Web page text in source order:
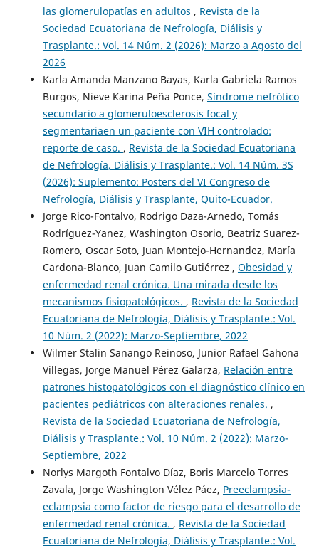
las glomerulopatías en adultos , Revista de la
Sociedad Ecuatoriana de Nefrología, Diálisis y
Trasplante.: Vol. 14 Núm. 2 (2026): Marzo a Agosto del
2026
Karla Amanda Manzano Bayas, Karla Gabriela Ramos
Burgos, Nieve Karina Peña Ponce, Síndrome nefrótico
secundario a glomeruloesclerosis focal y
segmentariaen un paciente con VIH controlado:
reporte de caso. , Revista de la Sociedad Ecuatoriana
de Nefrología, Diálisis y Trasplante.: Vol. 14 Núm. 3S
(2026): Suplemento: Posters del VI Congreso de
Nefrología, Diálisis y Trasplante, Quito-Ecuador.
Jorge Rico-Fontalvo, Rodrigo Daza-Arnedo, Tomás
Rodríguez-Yanez, Washington Osorio, Beatriz Suarez-
Romero, Oscar Soto, Juan Montejo-Hernandez, María
Cardona-Blanco, Juan Camilo Gutiérrez , Obesidad y
enfermedad renal crónica. Una mirada desde los
mecanismos fisiopatológicos. , Revista de la Sociedad
Ecuatoriana de Nefrología, Diálisis y Trasplante.: Vol.
10 Núm. 2 (2022): Marzo-Septiembre, 2022
Wilmer Stalin Sanango Reinoso, Junior Rafael Gahona
Villegas, Jorge Manuel Pérez Galarza, Relación entre
patrones histopatológicos con el diagnóstico clínico en
pacientes pediátricos con alteraciones renales. ,
Revista de la Sociedad Ecuatoriana de Nefrología,
Diálisis y Trasplante.: Vol. 10 Núm. 2 (2022): Marzo-
Septiembre, 2022
Norlys Margoth Fontalvo Díaz, Boris Marcelo Torres
Zavala, Jorge Washington Vélez Páez, Preeclampsia-
eclampsia como factor de riesgo para el desarrollo de
enfermedad renal crónica. , Revista de la Sociedad
Ecuatoriana de Nefrología, Diálisis y Trasplante.: Vol.